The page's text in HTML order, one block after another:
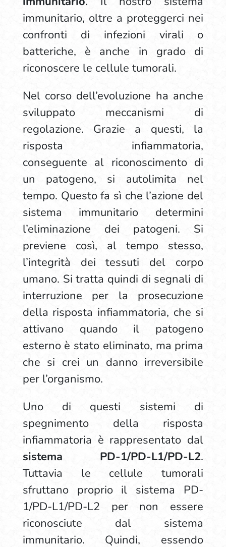
immunitario, oltre a proteggerci nei
confronti di infezioni virali o
batteriche, è anche in grado di
riconoscere le cellule tumorali.
Nel corso dell’evoluzione ha anche
sviluppato meccanismi di
regolazione. Grazie a questi, la
risposta infiammatoria,
conseguente al riconoscimento di
un patogeno, si autolimita nel
tempo. Questo fa sì che l’azione del
sistema immunitario determini
l’eliminazione dei patogeni. Si
previene così, al tempo stesso,
l’integrità dei tessuti del corpo
umano. Si tratta quindi di segnali di
interruzione per la prosecuzione
della risposta infiammatoria, che si
attivano quando il patogeno
esterno è stato eliminato, ma prima
che si crei un danno irreversibile
per l’organismo.
Uno di questi sistemi di
spegnimento della risposta
infiammatoria è rappresentato dal
sistema PD-1/PD-L1/PD-L2.
Tuttavia le cellule tumorali
sfruttano proprio il sistema PD-
1/PD-L1/PD-L2 per non essere
riconosciute dal sistema
immunitario. Quindi, essendo